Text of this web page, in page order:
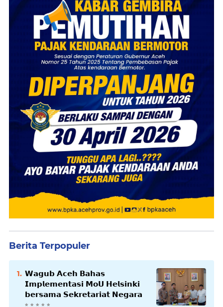
Berita Terpopuler
𝗪𝗮𝗴𝘂𝗯 𝗔𝗰𝗲𝗵 𝗕𝗮𝗵𝗮𝘀
𝗜𝗺𝗽𝗹𝗲𝗺𝗲𝗻𝘁𝗮𝘀𝗶 𝗠𝗼𝗨 𝗛𝗲𝗹𝘀𝗶𝗻𝗸𝗶
𝗯𝗲𝗿𝘀𝗮𝗺𝗮 𝗦𝗲𝗸𝗿𝗲𝘁𝗮𝗿𝗶𝗮𝘁 𝗡𝗲𝗴𝗮𝗿𝗮